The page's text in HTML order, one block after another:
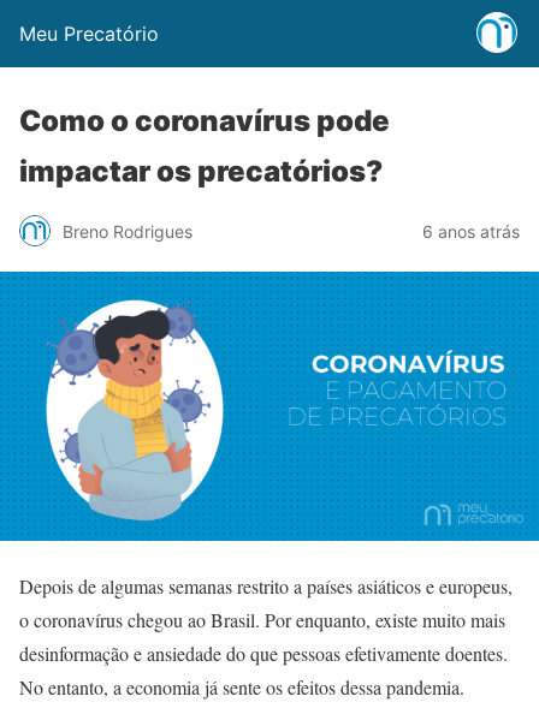
Meu Precatório
Como o coronavírus pode
impactar os precatórios?
Breno Rodrigues 6 anos atrás
Depois de algumas semanas restrito a países asiáticos e europeus,
o coronavírus chegou ao Brasil. Por enquanto, existe muito mais
desinformação e ansiedade do que pessoas efetivamente doentes.
No entanto, a economia já sente os efeitos dessa pandemia.